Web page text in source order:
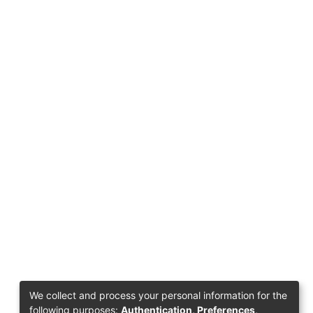
We collect and process your personal information for the
following purposes: Authentication, Preferences,